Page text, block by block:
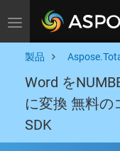
Toggle navigation
製品
Word を
に変換 無料の
SDK